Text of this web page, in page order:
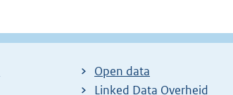
Open data
Linked Data Overheid